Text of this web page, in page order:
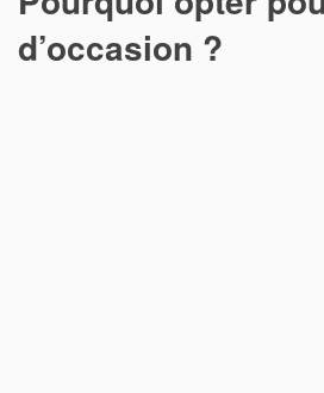
d’occasion ?